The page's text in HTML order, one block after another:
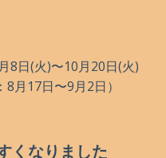
8日(火)〜10月20日(火)
8月17日〜9月2日）
くなりました